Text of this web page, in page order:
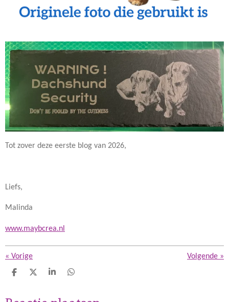
Tot zover deze eerste blog van 2026,
Liefs,
Malinda
www.maybcrea.nl
« Vorige Volgende »
D
D
S
D